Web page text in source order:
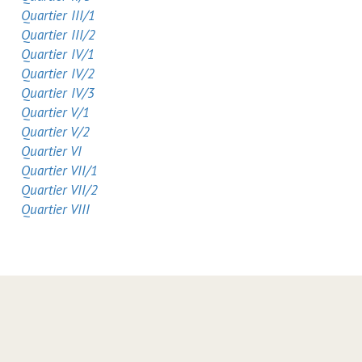
Quartier III/1
Quartier III/2
Quartier IV/1
Quartier IV/2
Quartier IV/3
Quartier V/1
Quartier V/2
Quartier VI
Quartier VII/1
Quartier VII/2
Quartier VIII